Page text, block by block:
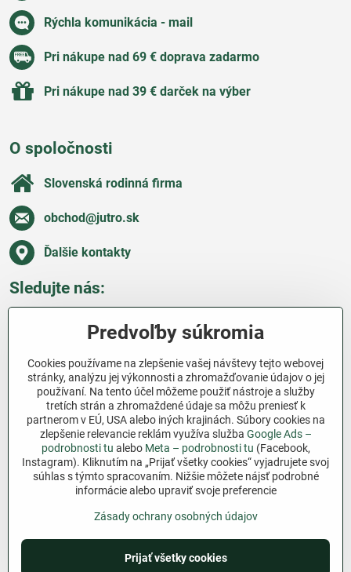
Rýchla komunikácia - mail
Pri nákupe nad 69 € doprava zadarmo
Pri nákupe nad 39 € darček na výber
O spoločnosti
Slovenská rodinná firma
obchod​@jutro​.sk
Ďalšie kontakty
Sledujte nás:
Všetko o nákupe
Ďakujeme za podporu
Sme slovenský e-shop bez dotácií​. Fungujeme len
vďaka vám – ľuďom, ktorí veria v poctivú prácu a
lásku k pôde​. Každý nákup na Jutro​.sk nám pomáha
pokračovať v tom, čo má zmysel – pomáhať
záhradkárom zadarmo a srdcom​.
©2026Copyright
Predvoľby súkromiaZásady ochrany osobných údajov
Predvoľby súkromia
Cookies používame na zlepšenie vašej návštevy tejto webovej
stránky, analýzu jej výkonnosti a zhromažďovanie údajov o jej
používaní. Na tento účel môžeme použiť nástroje a služby
tretích strán a zhromaždené údaje sa môžu preniesť k
partnerom v EÚ, USA alebo iných krajinách. Súbory cookies na
zlepšenie relevancie reklám využíva služba Google Ads –
podrobnosti tu alebo Meta – podrobnosti tu (Facebook,
Instagram). Kliknutím na „Prijať všetky cookies“ vyjadrujete svoj
súhlas s týmto spracovaním. Nižšie môžete nájsť podrobné
informácie alebo upraviť svoje preferencie
Zásady ochrany osobných údajov
Prijať všetky cookies